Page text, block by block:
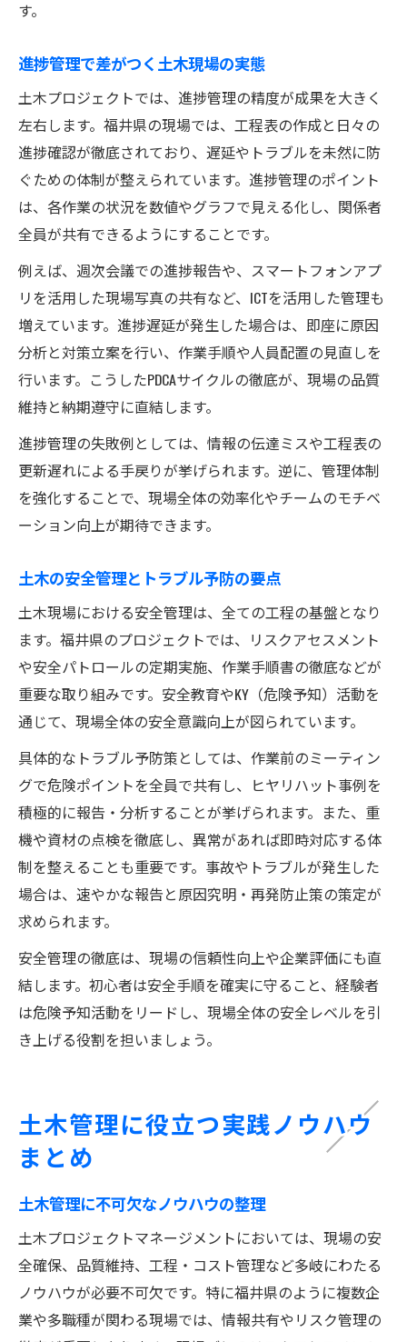
す。
進捗管理で差がつく土木現場の実態
土木プロジェクトでは、進捗管理の精度が成果を大きく
左右します。福井県の現場では、工程表の作成と日々の
進捗確認が徹底されており、遅延やトラブルを未然に防
ぐための体制が整えられています。進捗管理のポイント
は、各作業の状況を数値やグラフで見える化し、関係者
全員が共有できるようにすることです。
例えば、週次会議での進捗報告や、スマートフォンアプ
リを活用した現場写真の共有など、ICTを活用した管理も
増えています。進捗遅延が発生した場合は、即座に原因
分析と対策立案を行い、作業手順や人員配置の見直しを
行います。こうしたPDCAサイクルの徹底が、現場の品質
維持と納期遵守に直結します。
進捗管理の失敗例としては、情報の伝達ミスや工程表の
更新遅れによる手戻りが挙げられます。逆に、管理体制
を強化することで、現場全体の効率化やチームのモチベ
ーション向上が期待できます。
土木の安全管理とトラブル予防の要点
土木現場における安全管理は、全ての工程の基盤となり
ます。福井県のプロジェクトでは、リスクアセスメント
や安全パトロールの定期実施、作業手順書の徹底などが
重要な取り組みです。安全教育やKY（危険予知）活動を
通じて、現場全体の安全意識向上が図られています。
具体的なトラブル予防策としては、作業前のミーティン
グで危険ポイントを全員で共有し、ヒヤリハット事例を
積極的に報告・分析することが挙げられます。また、重
機や資材の点検を徹底し、異常があれば即時対応する体
制を整えることも重要です。事故やトラブルが発生した
場合は、速やかな報告と原因究明・再発防止策の策定が
求められます。
安全管理の徹底は、現場の信頼性向上や企業評価にも直
結します。初心者は安全手順を確実に守ること、経験者
は危険予知活動をリードし、現場全体の安全レベルを引
き上げる役割を担いましょう。
土木管理に役立つ実践ノウハウ
まとめ
土木管理に不可欠なノウハウの整理
土木プロジェクトマネージメントにおいては、現場の安
全確保、品質維持、工程・コスト管理など多岐にわたる
ノウハウが必要不可欠です。特に福井県のように複数企
業や多職種が関わる現場では、情報共有やリスク管理の